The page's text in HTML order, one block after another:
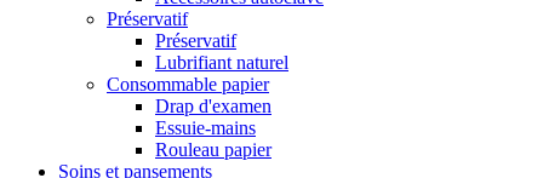
Préservatif
Préservatif
Lubrifiant naturel
Consommable papier
Drap d'examen
Essuie-mains
Rouleau papier
Soins et pansements